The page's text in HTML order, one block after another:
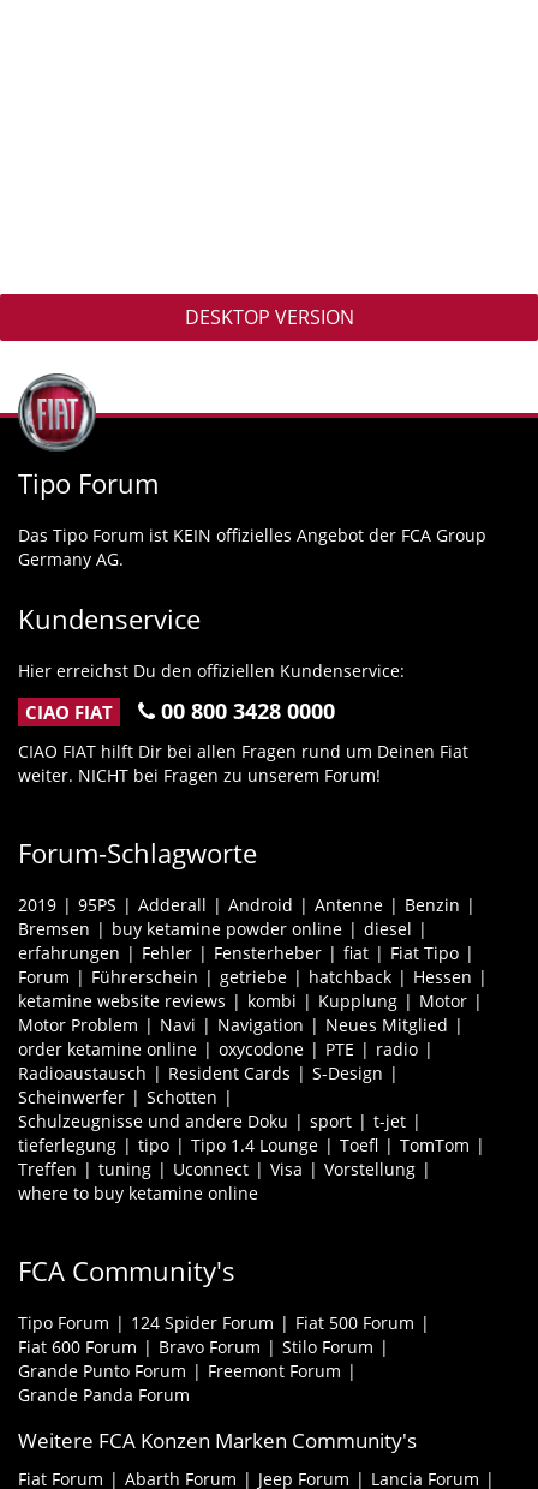
DESKTOP VERSION
Tipo Forum
Das Tipo Forum ist KEIN offizielles Angebot der FCA Group
Germany AG.
Kundenservice
Hier erreichst Du den offiziellen Kundenservice:
CIAO FIAT 00 800 3428 0000
CIAO FIAT hilft Dir bei allen Fragen rund um Deinen Fiat
weiter. NICHT bei Fragen zu unserem Forum!
Forum-Schlagworte
2019 95PS Adderall Android Antenne
Benzin
Bremsen
buy ketamine powder online
diesel
erfahrungen
Fehler Fensterheber fiat
Fiat Tipo
Forum
Führerschein getriebe hatchback
Hessen
ketamine website reviews
kombi Kupplung
Motor
Motor Problem
Navi Navigation
Neues Mitglied
order ketamine online
oxycodone PTE
radio
Radioaustausch
Resident Cards
S-Design
Scheinwerfer
Schotten
Schulzeugnisse und andere Doku
sport
t-jet
tieferlegung
tipo Tipo 1.4 Lounge Toefl
TomTom
Treffen
tuning Uconnect Visa
Vorstellung
where to buy ketamine online
FCA Community's
Tipo Forum 124 Spider Forum
Fiat 500 Forum
Fiat 600 Forum
Bravo Forum
Stilo Forum
Grande Punto Forum
Freemont Forum
Grande Panda Forum
Weitere FCA Konzen Marken Community's
Fiat Forum Abarth Forum Jeep Forum Lancia Forum